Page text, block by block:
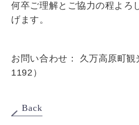
何卒ご理解とご協力の程よろ
げます。
お問い合わせ： 久万高原町観
1192）
Back